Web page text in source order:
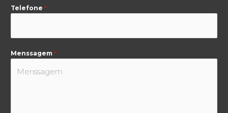
Telefone *
Menssagem *